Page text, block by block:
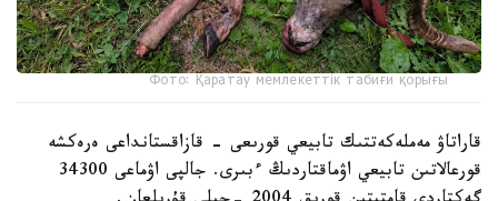
Фото: Қаратау мемлекеттік табиғи қорығы
قاراتاۋ مەملەكەتتىك تابيعي قورىعى - قازاقستانداعى ەرەكشە
قورعالاتىن تابيعي اۋماقتاردىڭ ءبىرى. جالپى اۋماعى 34300